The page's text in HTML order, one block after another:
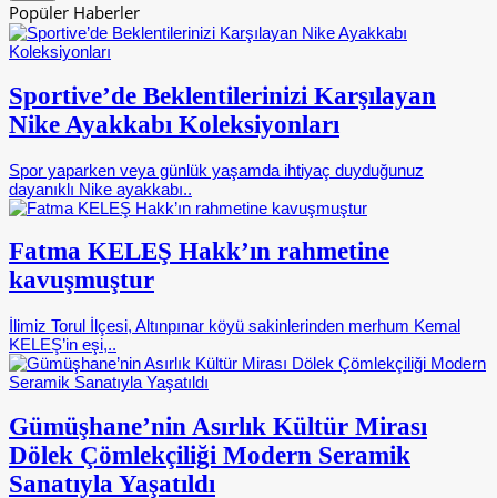
Popüler Haberler
Sportive’de Beklentilerinizi Karşılayan
Nike Ayakkabı Koleksiyonları
Spor yaparken veya günlük yaşamda ihtiyaç duyduğunuz
dayanıklı Nike ayakkabı..
Fatma KELEŞ Hakk’ın rahmetine
kavuşmuştur
İlimiz Torul İlçesi, Altınpınar köyü sakinlerinden merhum Kemal
KELEŞ’in eşi,..
Gümüşhane’nin Asırlık Kültür Mirası
Dölek Çömlekçiliği Modern Seramik
Sanatıyla Yaşatıldı